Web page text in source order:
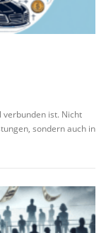
verbunden ist. Nicht
sondern auch in